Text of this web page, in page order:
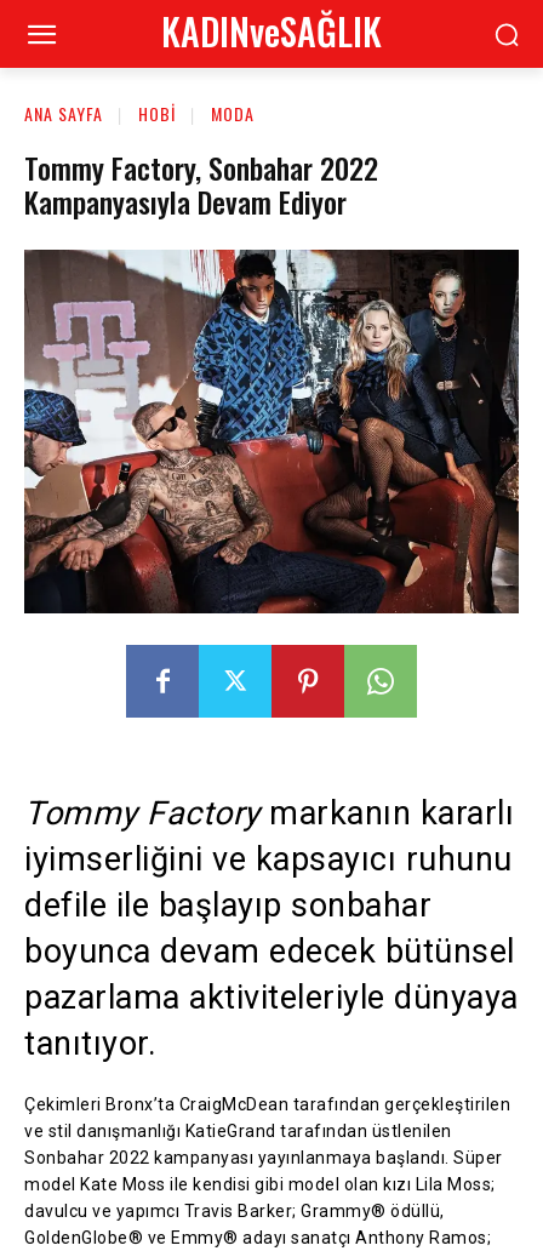
KADINveSAĞLIK
ANA SAYFA HOBI MODA
Tommy Factory, Sonbahar 2022
Kampanyasıyla Devam Ediyor
Tommy Factorymarkanın kararlı
iyimserliğini ve kapsayıcı ruhunu
defile ile başlayıp sonbahar
boyunca devam edecek bütünsel
pazarlama aktiviteleriyle dünyaya
tanıtıyor.
Çekimleri Bronx’ta CraigMcDean tarafından gerçekleştirilen
ve stil danışmanlığı KatieGrand tarafından üstlenilen
Sonbahar 2022 kampanyası yayınlanmaya başlandı. Süper
model Kate Moss ile kendisi gibi model olan kızı Lila Moss;
davulcu ve yapımcı Travis Barker; Grammy® ödüllü,
GoldenGlobe® ve Emmy® adayı sanatçı Anthony Ramos;